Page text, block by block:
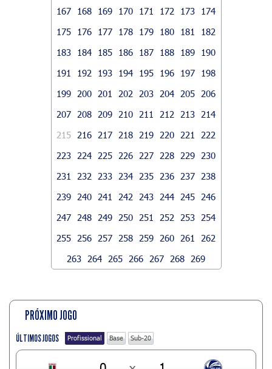
167
168 169 170 171 172 173
174
175
176 177 178 179 180 181
182
183
184 185 186 187 188 189
190
191
192 193 194 195 196 197
198
199
200 201 202 203 204 205
206
207
208 209 210 211 212 213
214
215
216 217 218 219 220 221
222
223
224 225 226 227 228 229
230
231
232 233 234 235 236 237
238
239
240 241 242 243 244 245
246
247
248 249 250 251 252 253
254
255
256 257 258 259 260 261
262
263
264 265 266 267 268 269
PRÓXIMO JOGO
ÚLTIMOS JOGOS Profissional Base Sub-20